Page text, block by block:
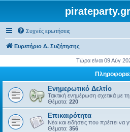
Συχνές ερωτήσεις
Ευρετήριο Δ. Συζήτησης
Τώρα είναι 09 Αύγ
Ενημερωτικό Δελτίο
Τακτική ενημέρωση σχετικά με
Θέματα: 220
Επικαιρότητα
Νέα και ειδήσεις που πρέπει να
Θέματα: 356